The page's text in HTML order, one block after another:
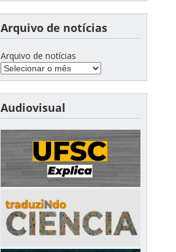
Arquivo de notícias
Arquivo de notícias
Audiovisual